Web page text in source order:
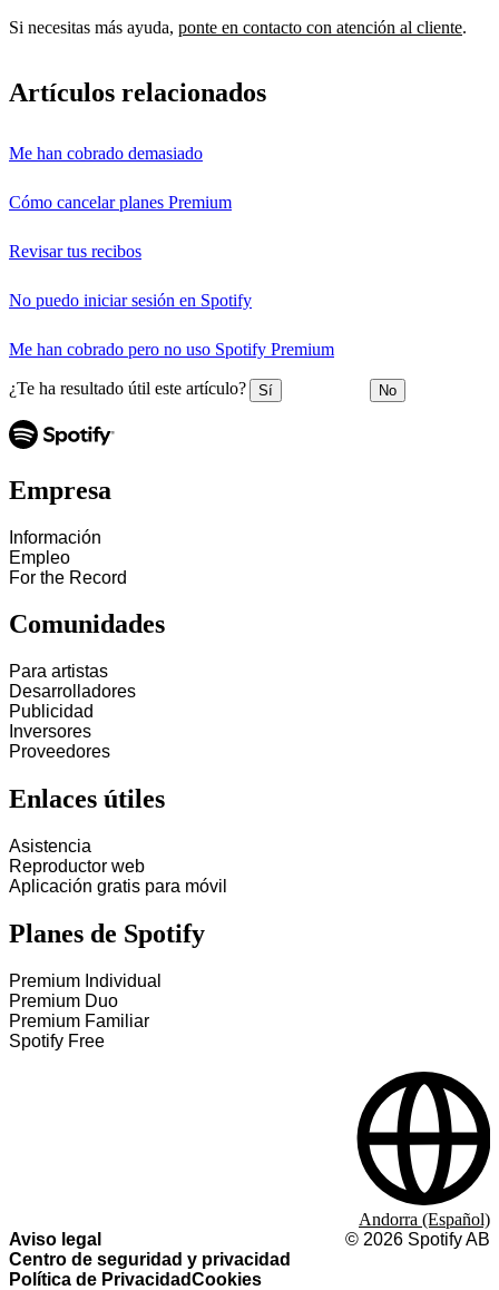
Si necesitas más ayuda, ponte en contacto con atención al cliente.
Artículos relacionados
Me han cobrado demasiado
Cómo cancelar planes Premium
Revisar tus recibos
No puedo iniciar sesión en Spotify
Me han cobrado pero no uso Spotify Premium
¿Te ha resultado útil este artículo? Sí No
Empresa
Información
Empleo
For the Record
Comunidades
Para artistas
Desarrolladores
Publicidad
Inversores
Proveedores
Enlaces útiles
Asistencia
Reproductor web
Aplicación gratis para móvil
Planes de Spotify
Premium Individual
Premium Duo
Premium Familiar
Spotify Free
Aviso legal
Centro de seguridad y privacidad
Política de PrivacidadCookies
© 2026 Spotify AB
Andorra (Español)